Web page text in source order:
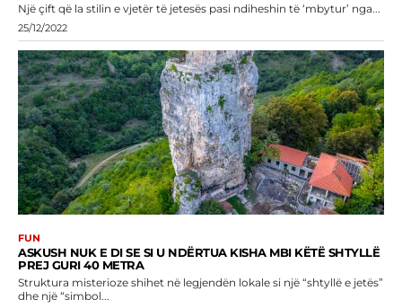
Një çift që la stilin e vjetër të jetesës pasi ndiheshin të ‘mbytur’ nga...
25/12/2022
FUN
ASKUSH NUK E DI SE SI U NDËRTUA KISHA MBI KËTË SHTYLLË
PREJ GURI 40 METRA
Struktura misterioze shihet në legjendën lokale si një “shtyllë e jetës”
dhe një “simbol...